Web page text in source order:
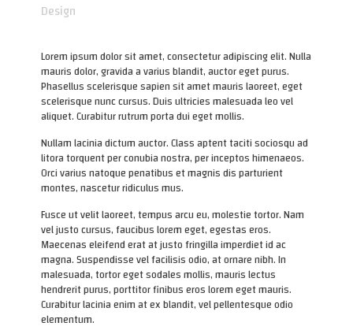
Design
Lorem ipsum dolor sit amet, consectetur adipiscing elit. Nulla
mauris dolor, gravida a varius blandit, auctor eget purus.
Phasellus scelerisque sapien sit amet mauris laoreet, eget
scelerisque nunc cursus. Duis ultricies malesuada leo vel
aliquet. Curabitur rutrum porta dui eget mollis.
Nullam lacinia dictum auctor. Class aptent taciti sociosqu ad
litora torquent per conubia nostra, per inceptos himenaeos.
Orci varius natoque penatibus et magnis dis parturient
montes, nascetur ridiculus mus.
Fusce ut velit laoreet, tempus arcu eu, molestie tortor. Nam
vel justo cursus, faucibus lorem eget, egestas eros.
Maecenas eleifend erat at justo fringilla imperdiet id ac
magna. Suspendisse vel facilisis odio, at ornare nibh. In
malesuada, tortor eget sodales mollis, mauris lectus
hendrerit purus, porttitor finibus eros lorem eget mauris.
Curabitur lacinia enim at ex blandit, vel pellentesque odio
elementum.